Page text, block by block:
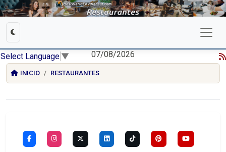
Select Language ▼ 07/08/2026
INICIO RESTAURANTES